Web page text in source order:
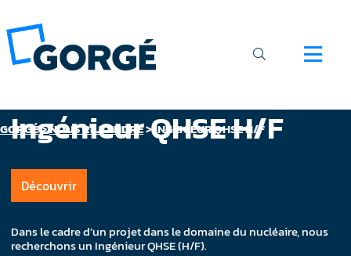
GORGÉ>NOUS REJOINDRE>INGÉNIEUR QHSE H/F
Ingénieur QHSE H/F
Découvrir
Dans le cadre d’un projet dans le domaine du nucléaire, nous
recherchons un Ingénieur QHSE (H/F).